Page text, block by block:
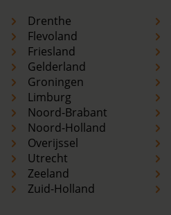
Drenthe
Flevoland
Friesland
Gelderland
Groningen
Limburg
Noord-Brabant
Noord-Holland
Overijssel
Utrecht
Zeeland
Zuid-Holland